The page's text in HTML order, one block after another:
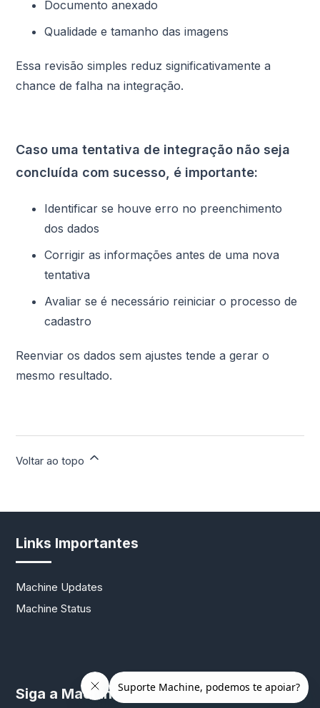
Documento anexado
Qualidade e tamanho das imagens
Essa revisão simples reduz significativamente a
chance de falha na integração.
Caso uma tentativa de integração não seja
concluída com sucesso, é importante:
Identificar se houve erro no preenchimento
dos dados
Corrigir as informações antes de uma nova
tentativa
Avaliar se é necessário reiniciar o processo de
cadastro
Reenviar os dados sem ajustes tende a gerar o
mesmo resultado.
Voltar ao topo
Links Importantes
Machine Updates
Machine Status
Siga a Machine